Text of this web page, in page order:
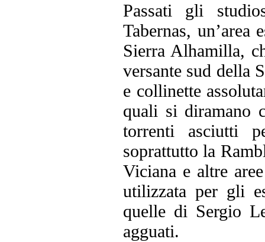
Passati gli
Tabernas, un’area
Sierra Alhamilla,
versante sud della
e collinette
quali si diramano
torrenti asciutti
soprattutto la
Viciana e altre
utilizzata per gli
quelle di Sergio
agguati.